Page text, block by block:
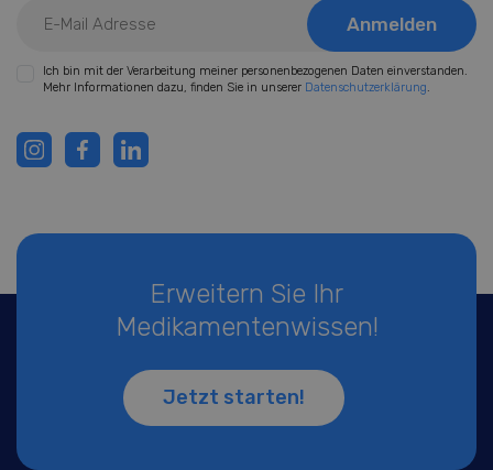
Ich bin mit der Verarbeitung meiner personenbezogenen Daten einverstanden.
Mehr Informationen dazu, finden Sie in unserer Datenschutzerklärung.
Erweitern Sie Ihr
Medikamentenwissen!
Jetzt starten!